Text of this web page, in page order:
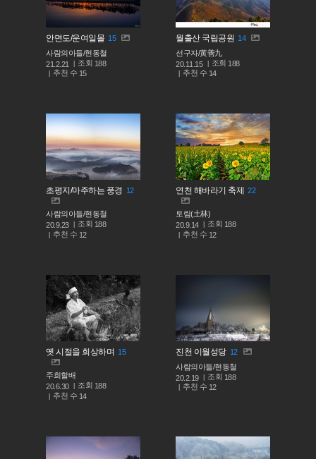
안면도/운여일몰 15
사람의아들/현동철
21.2.21
조회 188
추천 수 15
월출산 국립공원 14
선구자/黃善九
20.11.15
조회 188
추천 수 14
초평지/마주하는 풍경 12
사람의아들/현동철
20.9.23
조회 188
추천 수 12
연천 해바라기 축제 22
토림(土林)
20.9.14
조회 188
추천 수 12
옛 시절을 회상하며 15
주희할배
20.6.30
조회 188
추천 수 14
진천 이월성당 12
사람의아들/현동철
20.2.19
조회 188
추천 수 12